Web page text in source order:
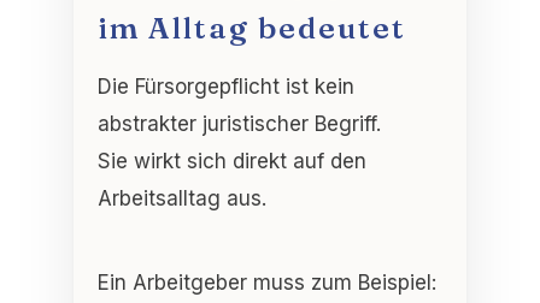
im Alltag bedeutet
Die Fürsorgepflicht ist kein
abstrakter juristischer Begriff.
Sie wirkt sich direkt auf den
Arbeitsalltag aus.
Ein Arbeitgeber muss zum Beispiel: